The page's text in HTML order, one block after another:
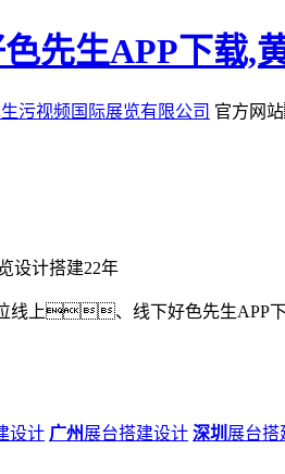
先生APP下载,
污视频国际展览有限公司 官方网
计搭建22年
线上、线下好色先生APP
设计 广州展台搭建设计 深圳 展台搭